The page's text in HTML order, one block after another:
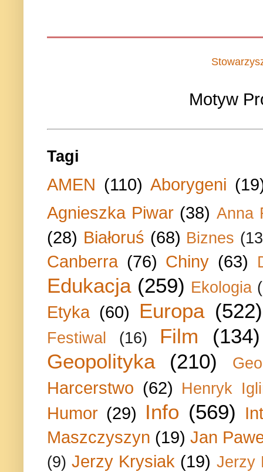
Motyw
Tagi
AMEN (110) Aborygeni
Agnieszka Piwar (38) Anna
(28) Białoruś (68) Biznes
Canberra (76) Chiny (63)
Edukacja (259) Ekologia
Etyka (60) Europa (522)
Festiwal (16) Film
(134)
Geopolityka
(210)
Harcerstwo (62) Henryk
Humor (29) Info (569)
Maszczyszyn (19) Jan
(9) Jerzy Krysiak (19) Jerzy